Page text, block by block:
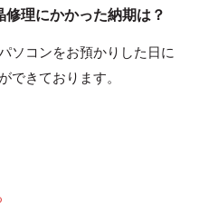
理にかかった納期は？
ソコンをお預かりした日に
できております。